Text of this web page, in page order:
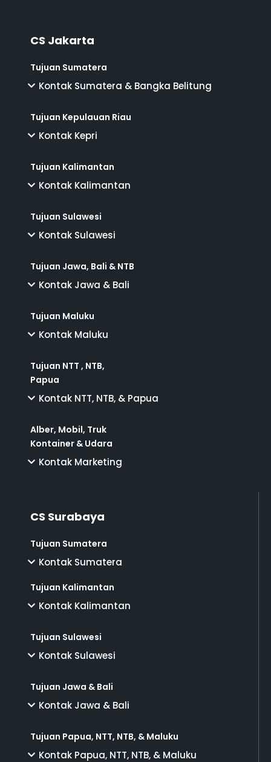
CS Jakarta
Tujuan Sumatera
Kontak Sumatera & Bangka Belitung
Tujuan Kepulauan Riau
Kontak Kepri
Tujuan Kalimantan
Kontak Kalimantan
Tujuan Sulawesi
Kontak Sulawesi
Tujuan Jawa, Bali & NTB
Kontak Jawa & Bali
Tujuan Maluku
Kontak Maluku
Tujuan NTT , NTB,
Papua
Kontak NTT, NTB, & Papua
Alber, Mobil, Truk
Kontainer & Udara
Kontak Marketing
CS Surabaya
Tujuan Sumatera
Kontak Sumatera
Tujuan Kalimantan
Kontak Kalimantan
Tujuan Sulawesi
Kontak Sulawesi
Tujuan Jawa & Bali
Kontak Jawa & Bali
Tujuan Papua, NTT, NTB, & Maluku
Kontak Papua, NTT, NTB, & Maluku